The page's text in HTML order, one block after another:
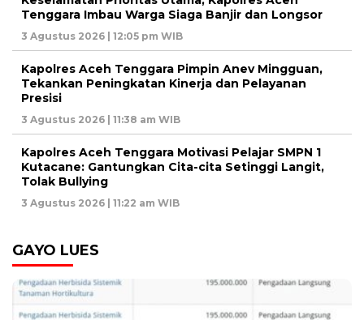
Tenggara Imbau Warga Siaga Banjir dan Longsor
3 Agustus 2026 | 12:05 pm WIB
Kapolres Aceh Tenggara Pimpin Anev Mingguan,
Tekankan Peningkatan Kinerja dan Pelayanan
Presisi
3 Agustus 2026 | 11:38 am WIB
Kapolres Aceh Tenggara Motivasi Pelajar SMPN 1
Kutacane: Gantungkan Cita-cita Setinggi Langit,
Tolak Bullying
3 Agustus 2026 | 11:22 am WIB
GAYO LUES